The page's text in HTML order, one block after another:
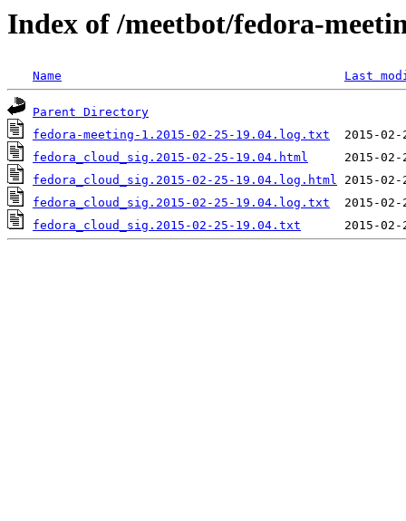
Index of /meetbot/fedora-
Name Last
Parent Directory
fedora-meeting-1.2015-02-25-19.04.log.txt
fedora_cloud_sig.2015-02-25-19.04.html
fedora_cloud_sig.2015-02-25-19.04.log.html
fedora_cloud_sig.2015-02-25-19.04.log.txt
fedora_cloud_sig.2015-02-25-19.04.txt